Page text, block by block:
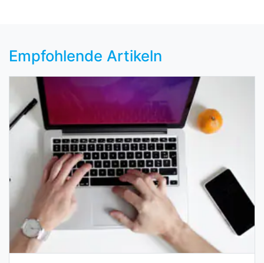
Empfohlende Artikeln